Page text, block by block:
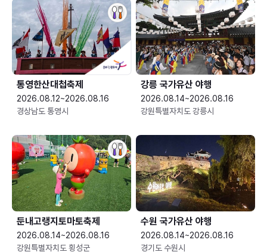
통영한산대첩축제
2026.08.12~2026.08.16
경상남도 통영시
강릉 국가유산 야행
2026.08.14~2026.08.16
강원특별자치도 강릉시
둔내고랭지토마토축제
2026.08.14~2026.08.16
강원특별자치도 횡성군
수원 국가유산 야행
2026.08.14~2026.08.16
경기도 수원시